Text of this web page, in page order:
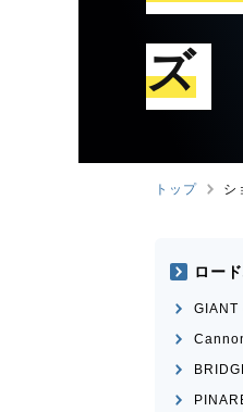
ズ
トップ シ
ロー
GIANT